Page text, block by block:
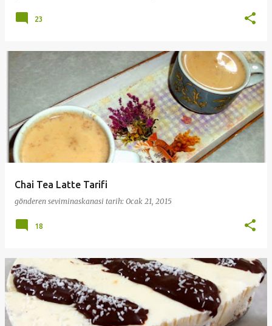
23
Chai Tea Latte Tarifi
gönderen seviminaskanasi tarih: Ocak 21, 2015
18